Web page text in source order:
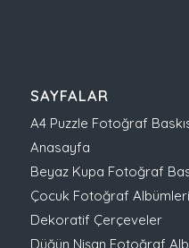
SAYFALAR
A4 Puzzle Fotoğraf
Anasayfa
Beyaz Kupa Fotoğraf
Çocuk Fotoğraf Albümleri
Dekoratif Çerçeveler
Düğün Nişan Fotoğraf